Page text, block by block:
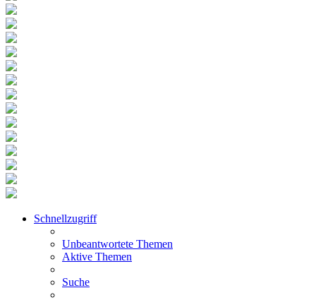
Schnellzugriff
Unbeantwortete Themen
Aktive Themen
Suche